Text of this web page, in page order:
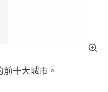
十大城市。